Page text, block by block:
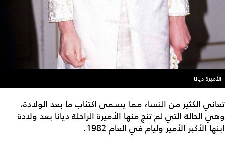
الأميرة ديانا
تعاني الكثير من النساء مما يسمى اكتئاب ما بعد الولادة،
وهي الحالة التي لم تنج منها الأميرة الراحلة ديانا بعد ولادة
ابنها الأكبر الأمير وليام في العام 1982.